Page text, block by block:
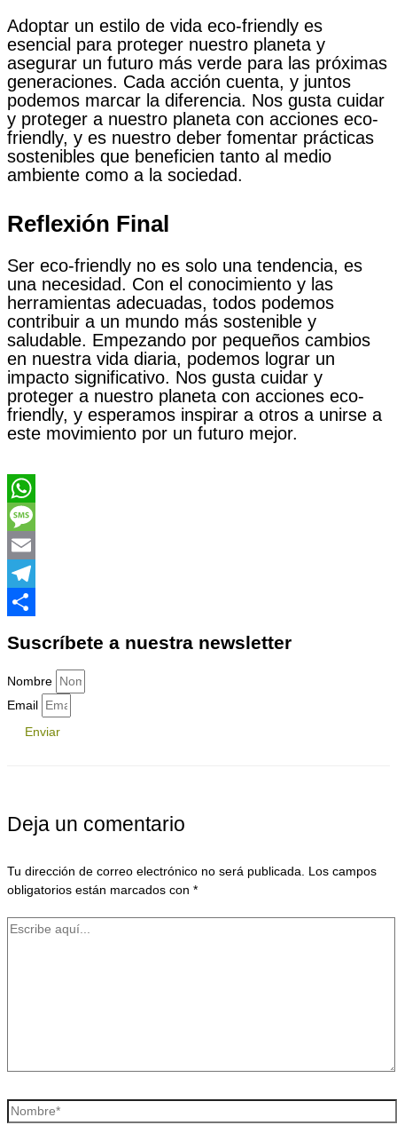
Adoptar un estilo de vida eco-friendly es
esencial para proteger nuestro planeta y
asegurar un futuro más verde para las próximas
generaciones. Cada acción cuenta, y juntos
podemos marcar la diferencia. Nos gusta cuidar
y proteger a nuestro planeta con acciones eco-
friendly, y es nuestro deber fomentar prácticas
sostenibles que beneficien tanto al medio
ambiente como a la sociedad.
Reflexión Final
Ser eco-friendly no es solo una tendencia, es
una necesidad. Con el conocimiento y las
herramientas adecuadas, todos podemos
contribuir a un mundo más sostenible y
saludable. Empezando por pequeños cambios
en nuestra vida diaria, podemos lograr un
impacto significativo. Nos gusta cuidar y
proteger a nuestro planeta con acciones eco-
friendly, y esperamos inspirar a otros a unirse a
este movimiento por un futuro mejor.
WhatsApp
Message
Email
Telegram
Suscríbete a nuestra newsletter
Nombre
Email
Enviar
Deja un comentario
Tu dirección de correo electrónico no será publicada.
Los campos
obligatorios están marcados con *